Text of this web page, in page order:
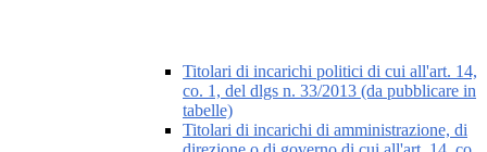
Titolari di incarichi politici di cui all'art. 14,
co. 1, del dlgs n. 33/2013 (da pubblicare in
tabelle)
Titolari di incarichi di amministrazione, di